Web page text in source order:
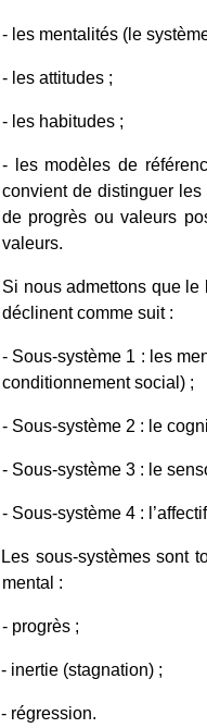
- les mentalités (le
- les attitudes ;
- les habitudes ;
- l es modèles de
convient de distinguer
de progrès ou valeurs
valeurs.
Si nous admettons que le
déclinent comme suit :
- Sous-système 1 : les
conditionnement social) ;
- Sous-système 2 : le
- Sous-système 3 : le
- Sous-système 4 :
Les sous-systèmes sont
mental :
- progrès ;
- inertie (stagnation) ;
- régression.